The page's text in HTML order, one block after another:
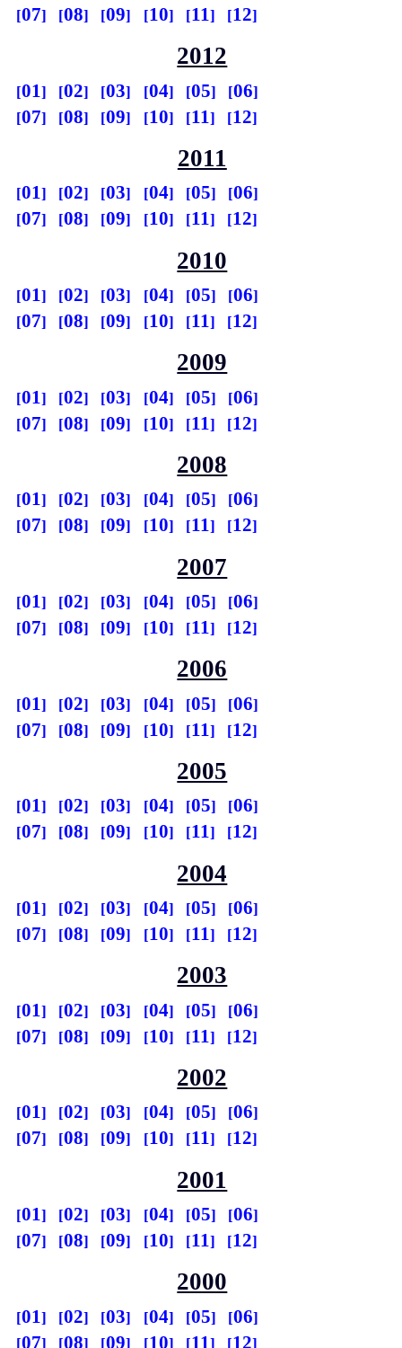
07
08 09 10 11 12
2012
01 02 03 04 05
06
07
08 09 10 11 12
2011
01 02 03 04 05
06
07
08 09 10 11 12
2010
01 02 03 04 05
06
07
08 09 10 11 12
2009
01 02 03 04 05
06
07
08 09 10 11 12
2008
01 02 03 04 05
06
07
08 09 10 11 12
2007
01 02 03 04 05
06
07
08 09 10 11 12
2006
01 02 03 04 05
06
07
08 09 10 11 12
2005
01 02 03 04 05
06
07
08 09 10 11 12
2004
01 02 03 04 05
06
07
08 09 10 11 12
2003
01 02 03 04 05
06
07
08 09 10 11 12
2002
01 02 03 04 05
06
07
08 09 10 11 12
2001
01 02 03 04 05
06
07
08 09 10 11 12
2000
01 02 03 04 05
06
07
08 09 10 11 12